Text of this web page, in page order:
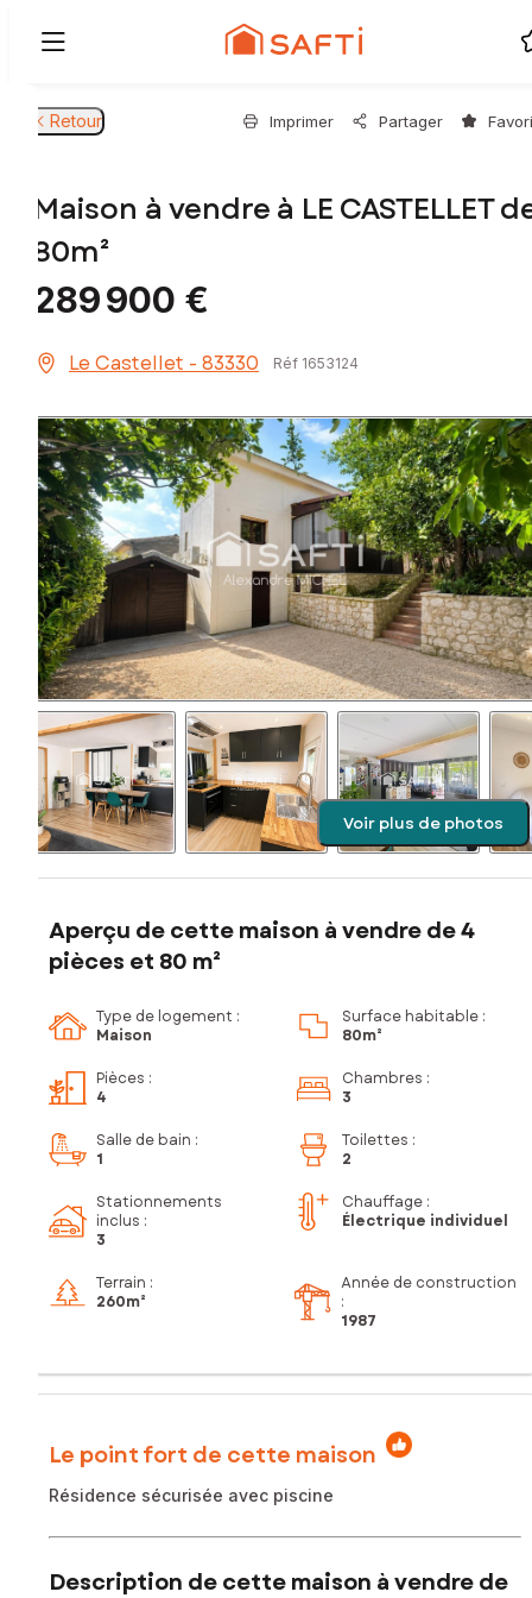
Retour Imprimer Partager
Maison à vendre à LE CASTELLET
80m²
289 900 €
Le Castellet - 83330 Réf 1653124
Voir plus de photos
Aperçu de cette maison à vendre de 4
pièces et 80 m²
Type de logement :
Maison
Surface habitable :
80m²
Pièces :
4
Chambres :
3
Salle de bain :
1
Toilettes :
2
Stationnements
inclus :
3
Chauffage :
Électrique individuel
Terrain :
260m²
Année de construction
:
1987
Le point fort de cette maison
Résidence sécurisée avec piscine
Description de cette maison à vendre de